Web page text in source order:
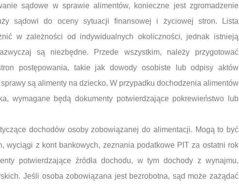
sądowe w sprawie alimentów, konieczne jest zgromadzenie
sądowi do oceny sytuacji finansowej i życiowej stron. Lista
w zależności od indywidualnych okoliczności, jednak istnieją
są niezbędne. Przede wszystkim, należy przygotować
postępowania, takie jak dowody osobiste lub odpisy aktów
są alimenty na dziecko. W przypadku dochodzenia alimentów
wymagane będą dokumenty potwierdzające pokrewieństwo lub
dochodów osoby zobowiązanej do alimentacji. Mogą to być
wyciągi z kont bankowych, zeznania podatkowe PIT za ostatni rok
potwierdzające źródła dochodu, w tym dochody z wynajmu,
Jeśli osoba zobowiązana jest bezrobotna, sąd może zażądać